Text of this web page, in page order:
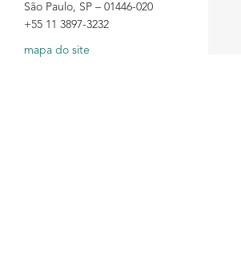
São Paulo, SP – 01446-020
+55 11 3897-3232
mapa do site